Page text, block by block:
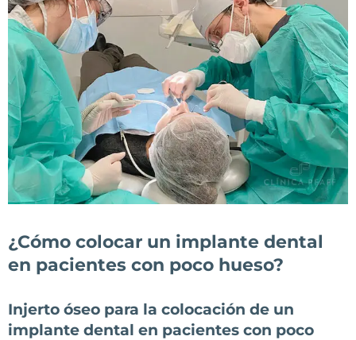
¿Cómo colocar un implante dental
en pacientes con poco hueso?
Injerto óseo para la colocación de un
implante dental en pacientes con poco